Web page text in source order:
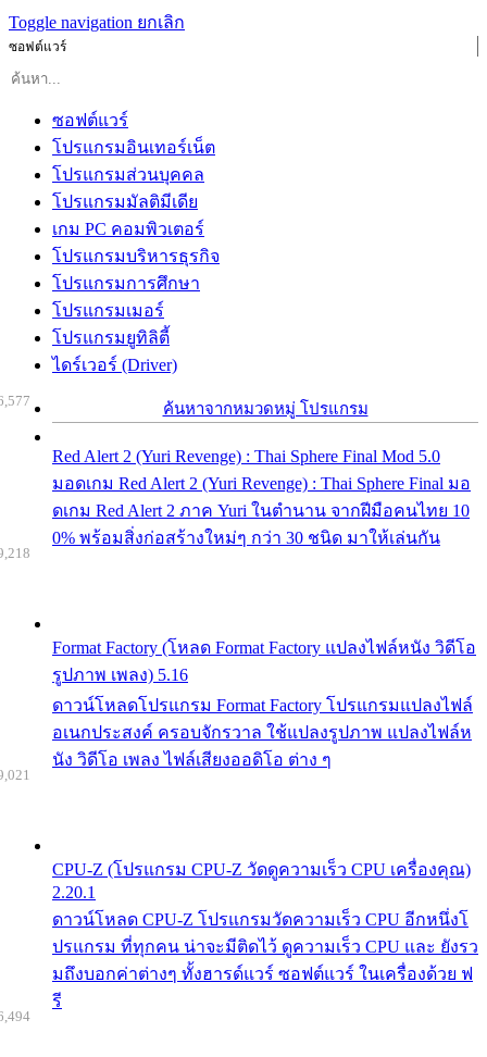
Toggle navigation ยกเลิก
ซอฟต์แวร์
ซอฟต์แวร์
โปรแกรมอินเทอร์เน็ต
โปรแกรมส่วนบุคคล
โปรแกรมมัลติมีเดีย
เกม PC คอมพิวเตอร์
โปรแกรมบริหารธุรกิจ
โปรแกรมการศึกษา
โปรแกรมเมอร์
โปรแกรมยูทิลิตี้
ไดร์เวอร์ (Driver)
ค้นหาจากหมวดหมู่ โปรแกรม
Red Alert 2 (Yuri Revenge) : Thai Sphere Final Mod 5.0
มอดเกม Red Alert 2 (Yuri Revenge) : Thai Sphere Final มอ
ดเกม Red Alert 2 ภาค Yuri ในตำนาน จากฝีมือคนไทย 10
0% พร้อมสิ่งก่อสร้างใหม่ๆ กว่า 30 ชนิด มาให้เล่นกัน
Format Factory (โหลด Format Factory แปลงไฟล์หนัง วิดีโอ
รูปภาพ เพลง) 5.16
ดาวน์โหลดโปรแกรม Format Factory โปรแกรมแปลงไฟล์
อเนกประสงค์ ครอบจักรวาล ใช้แปลงรูปภาพ แปลงไฟล์ห
นัง วิดีโอ เพลง ไฟล์เสียงออดิโอ ต่าง ๆ
CPU-Z (โปรแกรม CPU-Z วัดดูความเร็ว CPU เครื่องคุณ)
2.20.1
ดาวน์โหลด CPU-Z โปรแกรมวัดความเร็ว CPU อีกหนึ่งโ
ปรแกรม ที่ทุกคน น่าจะมีติดไว้ ดูความเร็ว CPU และ ยังรว
มถึงบอกค่าต่างๆ ทั้งฮารด์แวร์ ซอฟต์แวร์ ในเครื่องด้วย ฟ
รี